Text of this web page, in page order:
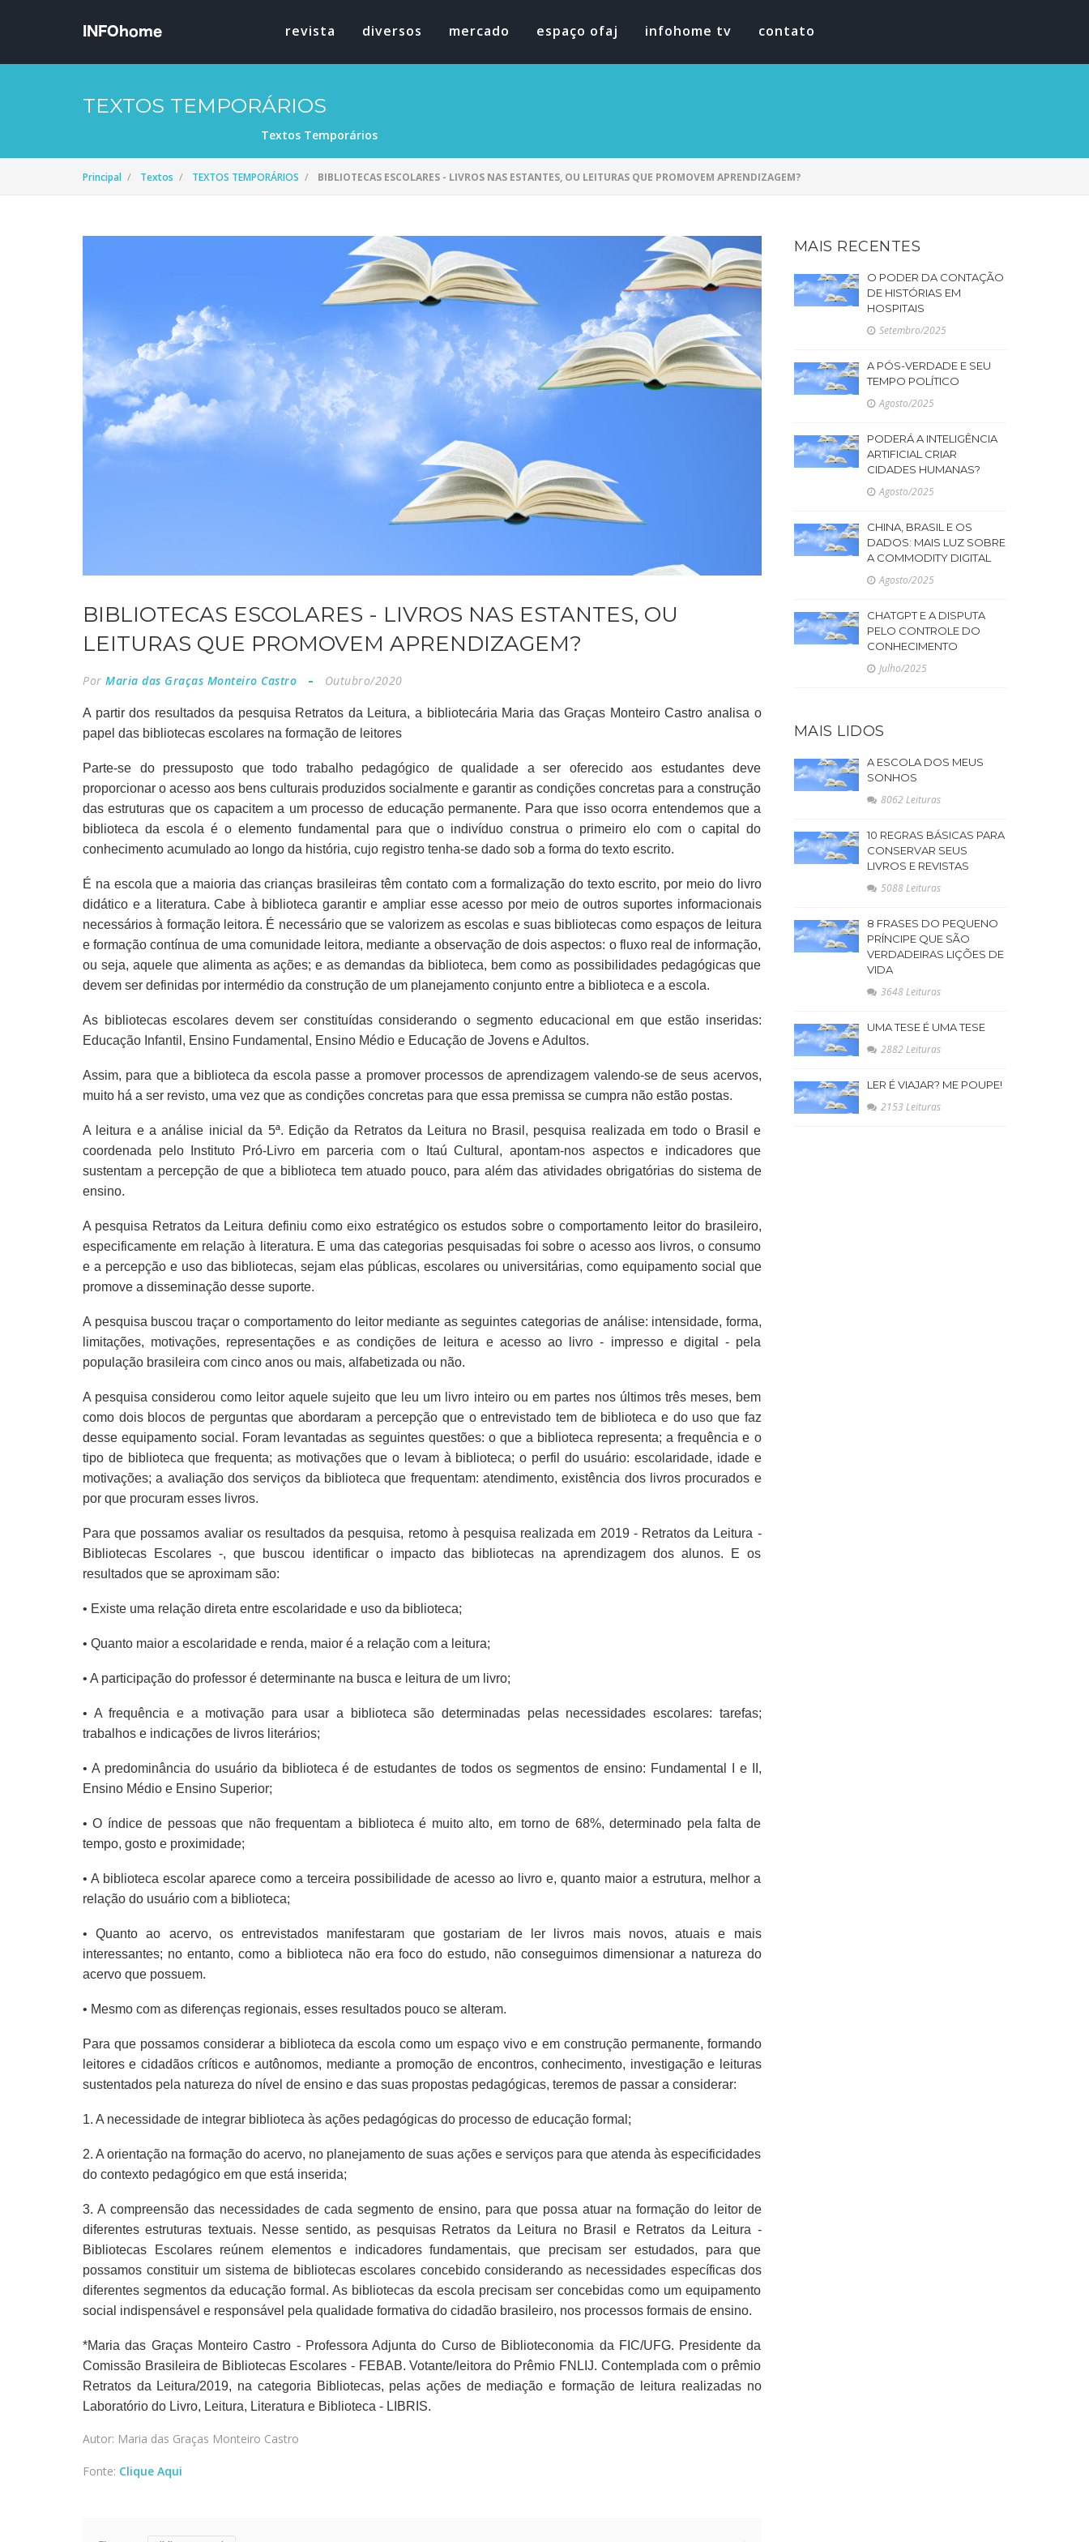
revista diversos mercado espaço ofaj infohome tv contato
TEXTOS TEMPORÁRIOS
Textos Temporários
Principal Textos TEXTOS TEMPORÁRIOS BIBLIOTECAS ESCOLARES - LIVROS NAS ESTANTES, OU LEITURAS QUE PROMOVEM APRENDIZAGEM?
BIBLIOTECAS ESCOLARES - LIVROS NAS ESTANTES, OU
LEITURAS QUE PROMOVEM APRENDIZAGEM?
Por Maria das Graças Monteiro Castro Outubro/2020
A partir dos resultados da pesquisa Retratos da Leitura, a bibliotecária Maria das Graças Monteiro Castro analisa o
papel das bibliotecas escolares na formação de leitores
Parte-se do pressuposto que todo trabalho pedagógico de qualidade a ser oferecido aos estudantes deve
proporcionar o acesso aos bens culturais produzidos socialmente e garantir as condições concretas para a construção
das estruturas que os capacitem a um processo de educação permanente. Para que isso ocorra entendemos que a
biblioteca da escola é o elemento fundamental para que o indivíduo construa o primeiro elo com o capital do
conhecimento acumulado ao longo da história, cujo registro tenha-se dado sob a forma do texto escrito.
É na escola que a maioria das crianças brasileiras têm contato com a formalização do texto escrito, por meio do livro
didático e a literatura. Cabe à biblioteca garantir e ampliar esse acesso por meio de outros suportes informacionais
necessários à formação leitora. É necessário que se valorizem as escolas e suas bibliotecas como espaços de leitura
e formação contínua de uma comunidade leitora, mediante a observação de dois aspectos: o fluxo real de informação,
ou seja, aquele que alimenta as ações; e as demandas da biblioteca, bem como as possibilidades pedagógicas que
devem ser definidas por intermédio da construção de um planejamento conjunto entre a biblioteca e a escola.
As bibliotecas escolares devem ser constituídas considerando o segmento educacional em que estão inseridas:
Educação Infantil, Ensino Fundamental, Ensino Médio e Educação de Jovens e Adultos.
Assim, para que a biblioteca da escola passe a promover processos de aprendizagem valendo-se de seus acervos,
muito há a ser revisto, uma vez que as condições concretas para que essa premissa se cumpra não estão postas.
A leitura e a análise inicial da 5ª. Edição da Retratos da Leitura no Brasil, pesquisa realizada em todo o Brasil e
coordenada pelo Instituto Pró-Livro em parceria com o Itaú Cultural, apontam-nos aspectos e indicadores que
sustentam a percepção de que a biblioteca tem atuado pouco, para além das atividades obrigatórias do sistema de
ensino.
A pesquisa Retratos da Leitura definiu como eixo estratégico os estudos sobre o comportamento leitor do brasileiro,
especificamente em relação à literatura. E uma das categorias pesquisadas foi sobre o acesso aos livros, o consumo
e a percepção e uso das bibliotecas, sejam elas públicas, escolares ou universitárias, como equipamento social que
promove a disseminação desse suporte.
A pesquisa buscou traçar o comportamento do leitor mediante as seguintes categorias de análise: intensidade, forma,
limitações, motivações, representações e as condições de leitura e acesso ao livro - impresso e digital - pela
população brasileira com cinco anos ou mais, alfabetizada ou não.
A pesquisa considerou como leitor aquele sujeito que leu um livro inteiro ou em partes nos últimos três meses, bem
como dois blocos de perguntas que abordaram a percepção que o entrevistado tem de biblioteca e do uso que faz
desse equipamento social. Foram levantadas as seguintes questões: o que a biblioteca representa; a frequência e o
tipo de biblioteca que frequenta; as motivações que o levam à biblioteca; o perfil do usuário: escolaridade, idade e
motivações; a avaliação dos serviços da biblioteca que frequentam: atendimento, existência dos livros procurados e
por que procuram esses livros.
Para que possamos avaliar os resultados da pesquisa, retomo à pesquisa realizada em 2019 - Retratos da Leitura -
Bibliotecas Escolares -, que buscou identificar o impacto das bibliotecas na aprendizagem dos alunos. E os
resultados que se aproximam são:
• Existe uma relação direta entre escolaridade e uso da biblioteca;
• Quanto maior a escolaridade e renda, maior é a relação com a leitura;
• A participação do professor é determinante na busca e leitura de um livro;
• A frequência e a motivação para usar a biblioteca são determinadas pelas necessidades escolares: tarefas;
trabalhos e indicações de livros literários;
• A predominância do usuário da biblioteca é de estudantes de todos os segmentos de ensino: Fundamental I e II,
Ensino Médio e Ensino Superior;
• O índice de pessoas que não frequentam a biblioteca é muito alto, em torno de 68%, determinado pela falta de
tempo, gosto e proximidade;
• A biblioteca escolar aparece como a terceira possibilidade de acesso ao livro e, quanto maior a estrutura, melhor a
relação do usuário com a biblioteca;
• Quanto ao acervo, os entrevistados manifestaram que gostariam de ler livros mais novos, atuais e mais
interessantes; no entanto, como a biblioteca não era foco do estudo, não conseguimos dimensionar a natureza do
acervo que possuem.
• Mesmo com as diferenças regionais, esses resultados pouco se alteram.
Para que possamos considerar a biblioteca da escola como um espaço vivo e em construção permanente, formando
leitores e cidadãos críticos e autônomos, mediante a promoção de encontros, conhecimento, investigação e leituras
sustentados pela natureza do nível de ensino e das suas propostas pedagógicas, teremos de passar a considerar:
1. A necessidade de integrar biblioteca às ações pedagógicas do processo de educação formal;
2. A orientação na formação do acervo, no planejamento de suas ações e serviços para que atenda às especificidades
do contexto pedagógico em que está inserida;
3. A compreensão das necessidades de cada segmento de ensino, para que possa atuar na formação do leitor de
diferentes estruturas textuais. Nesse sentido, as pesquisas Retratos da Leitura no Brasil e Retratos da Leitura -
Bibliotecas Escolares reúnem elementos e indicadores fundamentais, que precisam ser estudados, para que
possamos constituir um sistema de bibliotecas escolares concebido considerando as necessidades específicas dos
diferentes segmentos da educação formal. As bibliotecas da escola precisam ser concebidas como um equipamento
social indispensável e responsável pela qualidade formativa do cidadão brasileiro, nos processos formais de ensino.
*Maria das Graças Monteiro Castro - Professora Adjunta do Curso de Biblioteconomia da FIC/UFG. Presidente da
Comissão Brasileira de Bibliotecas Escolares - FEBAB. Votante/leitora do Prêmio FNLIJ. Contemplada com o prêmio
Retratos da Leitura/2019, na categoria Bibliotecas, pelas ações de mediação e formação de leitura realizadas no
Laboratório do Livro, Leitura, Literatura e Biblioteca - LIBRIS.
Autor: Maria das Graças Monteiro Castro
Fonte: Clique Aqui
MAIS RECENTES
O PODER DA CONTAÇÃO
DE HISTÓRIAS EM
HOSPITAIS
Setembro/2025
A PÓS-VERDADE E SEU
TEMPO POLÍTICO
Agosto/2025
PODERÁ A INTELIGÊNCIA
ARTIFICIAL CRIAR
CIDADES HUMANAS?
Agosto/2025
CHINA, BRASIL E OS
DADOS: MAIS LUZ SOBRE
A COMMODITY DIGITAL
Agosto/2025
CHATGPT E A DISPUTA
PELO CONTROLE DO
CONHECIMENTO
Julho/2025
MAIS LIDOS
A ESCOLA DOS MEUS
SONHOS
8062 Leituras
10 REGRAS BÁSICAS PARA
CONSERVAR SEUS
LIVROS E REVISTAS
5088 Leituras
8 FRASES DO PEQUENO
PRÍNCIPE QUE SÃO
VERDADEIRAS LIÇÕES DE
VIDA
3648 Leituras
UMA TESE É UMA TESE
2882 Leituras
LER É VIAJAR? ME POUPE!
2153 Leituras